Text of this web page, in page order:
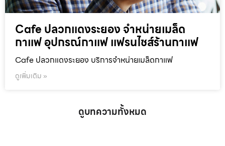
Cafe ปลวกแดงระยอง จำหน่ายเมล็ด
กาแฟ อุปกรณ์กาแฟ แฟรนไชส์ร้านกาแฟ
Cafe ปลวกแดงระยอง บริการจำหน่ายเมล็ดกาแฟ
ดูเพิ่มเติม »
ดูบทความทั้งหมด